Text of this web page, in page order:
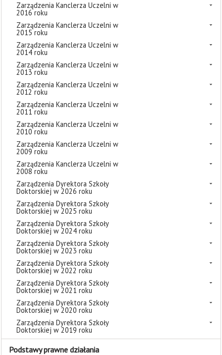
Zarządzenia Kanclerza Uczelni w
2016 roku
Zarządzenia Kanclerza Uczelni w
2015 roku
Zarządzenia Kanclerza Uczelni w
2014 roku
Zarządzenia Kanclerza Uczelni w
2013 roku
Zarządzenia Kanclerza Uczelni w
2012 roku
Zarządzenia Kanclerza Uczelni w
2011 roku
Zarządzenia Kanclerza Uczelni w
2010 roku
Zarządzenia Kanclerza Uczelni w
2009 roku
Zarządzenia Kanclerza Uczelni w
2008 roku
Zarządzenia Dyrektora Szkoły
Doktorskiej w 2026 roku
Zarządzenia Dyrektora Szkoły
Doktorskiej w 2025 roku
Zarządzenia Dyrektora Szkoły
Doktorskiej w 2024 roku
Zarządzenia Dyrektora Szkoły
Doktorskiej w 2023 roku
Zarządzenia Dyrektora Szkoły
Doktorskiej w 2022 roku
Zarządzenia Dyrektora Szkoły
Doktorskiej w 2021 roku
Zarządzenia Dyrektora Szkoły
Doktorskiej w 2020 roku
Zarządzenia Dyrektora Szkoły
Doktorskiej w 2019 roku
Podstawy prawne działania